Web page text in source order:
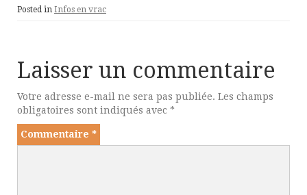
Posted in Infos en vrac
Laisser un commentaire
Votre adresse e-mail ne sera pas publiée. Les champs
obligatoires sont indiqués avec *
Commentaire *